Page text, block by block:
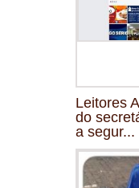
Leitores
do
a segur...